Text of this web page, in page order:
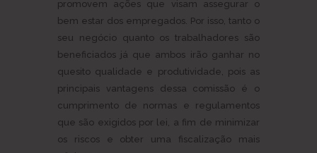
promovem ações que visam assegurar o
bem estar dos empregados. Por isso, tanto o
seu negócio quanto os trabalhadores são
beneficiados já que ambos irão ganhar no
quesito qualidade e produtividade, pois as
principais vantagens dessa comissão é o
cumprimento de normas e regulamentos
que são exigidos por lei, a fim de minimizar
os riscos e obter uma fiscalização mais